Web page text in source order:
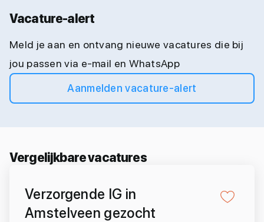
Vacature-alert
Meld je aan en ontvang nieuwe vacatures die bij
jou passen via e-mail en WhatsApp
Aanmelden vacature-alert
Vergelijkbare vacatures
Verzorgende IG in
Amstelveen gezocht